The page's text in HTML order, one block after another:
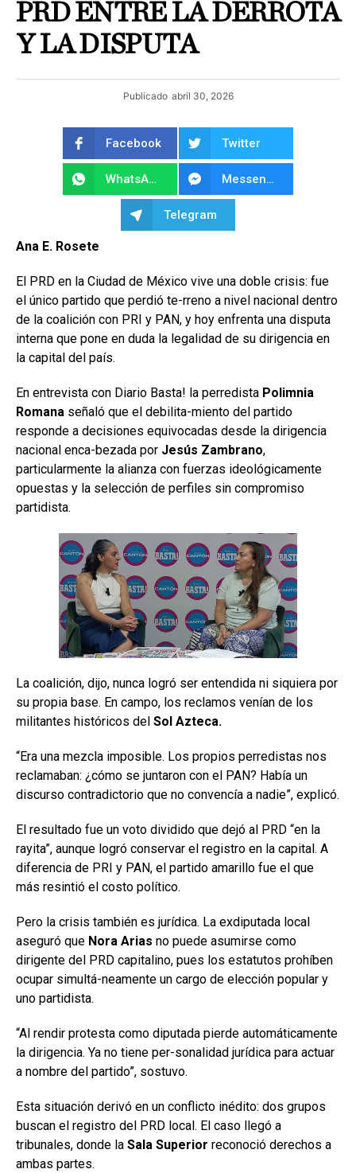
PRD ENTRE LA DERROTA
Y LA DISPUTA
Publicado abril 30, 2026
Facebook Twitter
WhatsApp Messenger
Telegram
Ana E. Rosete
El PRD en la Ciudad de México vive una doble crisis: fue
el único partido que perdió te-rreno a nivel nacional dentro
de la coalición con PRI y PAN, y hoy enfrenta una disputa
interna que pone en duda la legalidad de su dirigencia en
la capital del país.
En entrevista con Diario Basta! la perredista Polimnia
Romana señaló que el debilita-miento del partido
responde a decisiones equivocadas desde la dirigencia
nacional enca-bezada por Jesús Zambrano,
particularmente la alianza con fuerzas ideológicamente
opuestas y la selección de perfiles sin compromiso
partidista.
La coalición, dijo, nunca logró ser entendida ni siquiera por
su propia base. En campo, los reclamos venían de los
militantes históricos del Sol Azteca.
“Era una mezcla imposible. Los propios perredistas nos
reclamaban: ¿cómo se juntaron con el PAN? Había un
discurso contradictorio que no convencía a nadie”, explicó.
El resultado fue un voto dividido que dejó al PRD “en la
rayita”, aunque logró conservar el registro en la capital. A
diferencia de PRI y PAN, el partido amarillo fue el que
más resintió el costo político.
Pero la crisis también es jurídica. La exdiputada local
aseguró que Nora Arias no puede asumirse como
dirigente del PRD capitalino, pues los estatutos prohíben
ocupar simultá-neamente un cargo de elección popular y
uno partidista.
“Al rendir protesta como diputada pierde automáticamente
la dirigencia. Ya no tiene per-sonalidad jurídica para actuar
a nombre del partido”, sostuvo.
Esta situación derivó en un conflicto inédito: dos grupos
buscan el registro del PRD local. El caso llegó a
tribunales, donde la Sala Superior reconoció derechos a
ambas partes.